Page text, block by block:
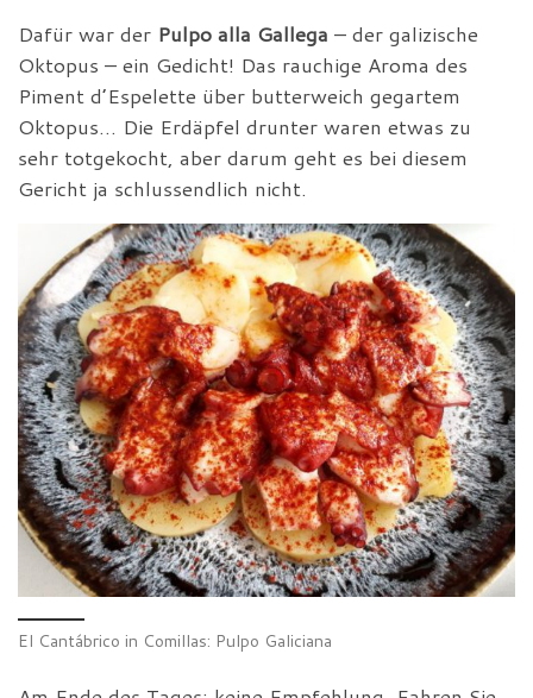
Dafür war der Pulpo alla Gallega – der galizische
Oktopus – ein Gedicht! Das rauchige Aroma des
Piment d’Espelette über butterweich gegartem
Oktopus… Die Erdäpfel drunter waren etwas zu
sehr totgekocht, aber darum geht es bei diesem
Gericht ja schlussendlich nicht.
El Cantábrico in Comillas: Pulpo Galiciana